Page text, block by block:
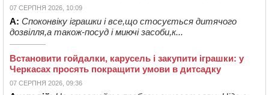
07 СЕРПНЯ 2026, 10:09
А: Споконвіку іграшки і все,що стосується дитячого
дозвілля,а також-посуд і миючі засоби,к...
Встановити гойдалки, карусель і закупити іграшки: у
Черкасах просять покращити умови в дитсадку
07 СЕРПНЯ 2026, 09:36